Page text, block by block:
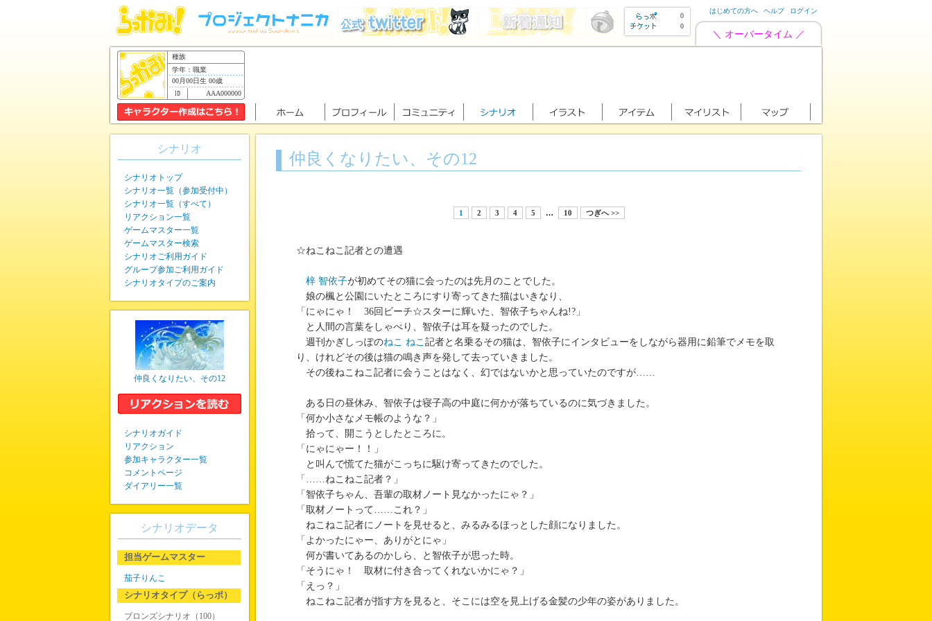
0
0
はじめての方へ ヘルプ ログイン
＼ オーバータイム ／
種族
学年：職業
00月00日生 00歳
AAA000000
仲良くなりたい、その12
1 2 3 4 5 … 10 つぎへ >>
☆ねこねこ記者との遭遇
梓 智依子が初めてその猫に会ったのは先月のことでした。
娘の楓と公園にいたところにすり寄ってきた猫はいきなり、
「にゃにゃ！ 36回ビーチ☆スターに輝いた、智依子ちゃんね!?」
と人間の言葉をしゃべり、智依子は耳を疑ったのでした。
週刊かぎしっぽのねこ ねこ 記者と名乗るその猫は、智依子にインタビューをしながら器用に鉛筆でメモを取
り、けれどその後は猫の鳴き声を発して去っていきました。
その後ねこねこ記者に会うことはなく、幻ではないかと思っていたのですが……
ある日の昼休み、智依子は寝子高の中庭に何かが落ちているのに気づきました。
「何か小さなメモ帳のような？」
拾って、開こうとしたところに。
「にゃにゃー！！」
と叫んで慌てた猫がこっちに駆け寄ってきたのでした。
「……ねこねこ記者？」
「智依子ちゃん、吾輩の取材ノート見なかったにゃ？」
「取材ノートって……これ？」
ねこねこ記者にノートを見せると、みるみるほっとした顔になりました。
「よかったにゃー、ありがとにゃ」
何が書いてあるのかしら、と智依子が思った時。
「そうにゃ！ 取材に付き合ってくれないかにゃ？」
「えっ？」
ねこねこ記者が指す方を見ると、そこには空を見上げる金髪の少年の姿がありました。
シナリオ
シナリオトップ
シナリオ一覧（参加受付中）
シナリオ一覧（すべて）
リアクション一覧
ゲームマスター一覧
ゲームマスター検索
シナリオご利用ガイド
グループ参加ご利用ガイド
シナリオタイプのご案内
仲良くなりたい、その12
シナリオガイド
リアクション
参加キャラクター一覧
コメントページ
ダイアリー一覧
シナリオデータ
担当ゲームマスター
茄子りんこ
シナリオタイプ（らっポ）
ブロンズシナリオ（100）